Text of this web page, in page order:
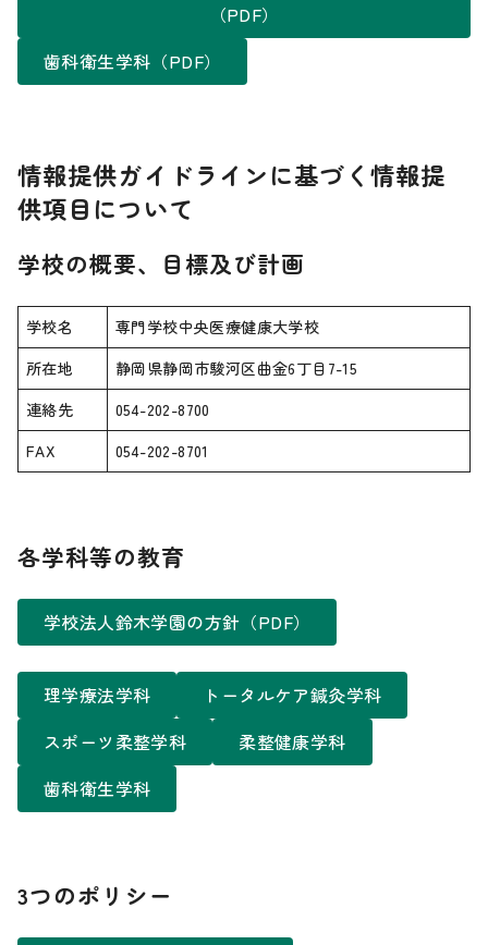
（PDF）
歯科衛生学科（PDF）
情報提供ガイドラインに基づく情報提
供項目について
学校の概要、目標及び計画
学校名
専門学校中央医療健康大学校
所在地
静岡県静岡市駿河区曲金6丁目7-15
連絡先
054-202-8700
FAX
054-202-8701
各学科等の教育
学校法人鈴木学園の方針（PDF）
理学療法学科
トータルケア鍼灸学科
スポーツ柔整学科
柔整健康学科
歯科衛生学科
3つのポリシー